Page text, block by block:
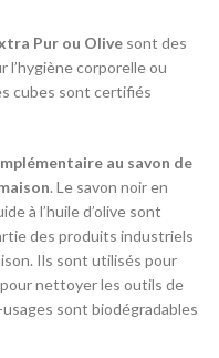
Pur ou Olive sont des
l’hygiène corporelle ou
cubes sont certifiés
au savon de
. Le savon noir en
à l’huile d’olive sont
des produits industriels
Ils sont utilisés pour
nettoyer les outils de
sont biodégradables